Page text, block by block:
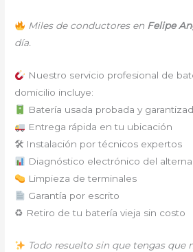
Miles de conductores en Felipe
día.
Nuestro servicio profesional de
domicilio incluye:
Batería usada probada y
Entrega rápida en tu ubicación
🛠 Instalación por técnicos expertos
Diagnóstico electrónico del
Limpieza de terminales
Garantía por escrito
♻ Retiro de tu batería vieja sin costo
Todo resuelto sin que tengas que